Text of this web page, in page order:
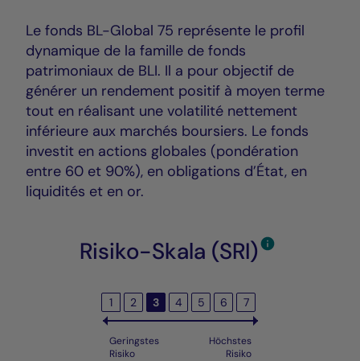
Le fonds BL-Global 75 représente le profil
dynamique de la famille de fonds
patrimoniaux de BLI. Il a pour objectif de
générer un rendement positif à moyen terme
tout en réalisant une volatilité nettement
inférieure aux marchés boursiers. Le fonds
investit en actions globales (pondération
entre 60 et 90%), en obligations d’État, en
liquidités et en or.
Risiko-Skala (SRI)
1 2 3 4 5 6 7
Geringstes
Risiko
Höchstes
Risiko